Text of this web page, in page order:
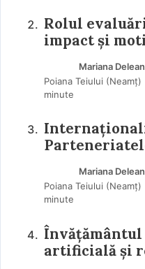
Rolul
impact și
Mariana
Poiana Teiului (Neamţ)
minute
Mariana
Poiana Teiului (Neamţ)
minute
artificială și